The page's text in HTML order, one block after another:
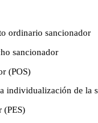
ordinario sancionador
sancionador
(POS)
individualización de la
(PES)